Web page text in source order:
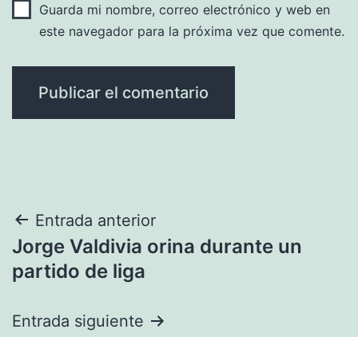
Guarda mi nombre, correo electrónico y web en
este navegador para la próxima vez que comente.
Navegación
de
Entrada anterior
Jorge Valdivia orina durante un
partido de liga
Entrada siguiente